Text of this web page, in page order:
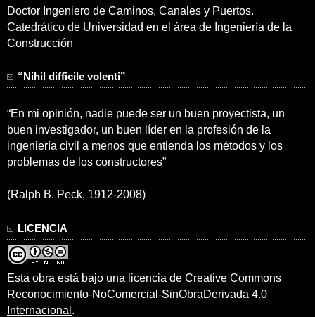
Doctor Ingeniero de Caminos, Canales y Puertos.
Catedrático de Universidad en el área de Ingeniería de la
Construcción
“Nihil difficile volenti”
“En mi opinión, nadie puede ser un buen proyectista, un
buen investigador, un buen líder en la profesión de la
ingeniería civil a menos que entienda los métodos y los
problemas de los constructores”
(Ralph B. Peck, 1912-2008)
LICENCIA
Esta obra está bajo una licencia de Creative Commons
Reconocimiento-NoComercial-SinObraDerivada 4.0
Internacional .